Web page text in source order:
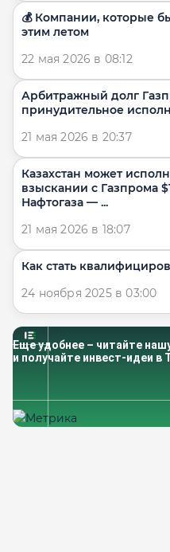
💰 Компании, которые
этим летом
22 мая 2026 в 08:12
Арбитражный долг
принудительное
21 мая 2026 в 20:37
Казахстан может
взыскании с Газпрома
Нафтогаза — ...
21 мая 2026 в 18:07
Как стать
24 ноября 2025 в 03:00
Еще удобнее – читайте
и получайте инвест-идеи в